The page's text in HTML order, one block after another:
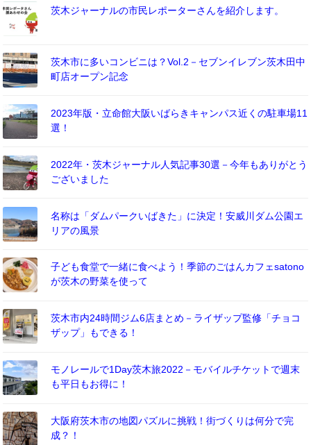
茨木ジャーナルの市民レポーターさんを紹介します。
茨木市に多いコンビニは？Vol.2－セブンイレブン茨木田中
町店オープン記念
2023年版・立命館大阪いばらきキャンパス近くの駐車場11
選！
2022年・茨木ジャーナル人気記事30選－今年もありがとう
ございました
名称は「ダムパークいばきた」に決定！安威川ダム公園エ
リアの風景
子ども食堂で一緒に食べよう！季節のごはんカフェsatono
が茨木の野菜を使って
茨木市内24時間ジム6店まとめ－ライザップ監修「チョコ
ザップ」もできる！
モノレールで1Day茨木旅2022－モバイルチケットで週末
も平日もお得に！
大阪府茨木市の地図パズルに挑戦！街づくりは何分で完
成？！